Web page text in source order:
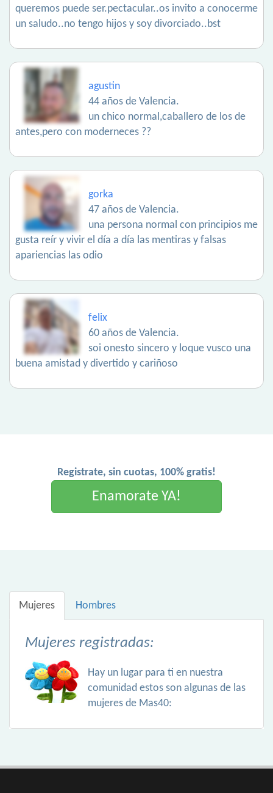
queremos puede ser.pectacular..os invito a conocerme
un saludo..no tengo hijos y soy divorciado..bst
agustin
44 años de Valencia.
un chico normal,caballero de los de
antes,pero con moderneces ??
gorka
47 años de Valencia.
una persona normal con principios me
gusta reír y vivir el día a día las mentiras y falsas
apariencias las odio
felix
60 años de Valencia.
soi onesto sincero y loque vusco una
buena amistad y divertido y cariñoso
Registrate, sin cuotas, 100% gratis!
Enamorate YA!
Mujeres Hombres
Mujeres registradas:
Hay un lugar para ti en nuestra
comunidad estos son algunas de las
mujeres de Mas40: